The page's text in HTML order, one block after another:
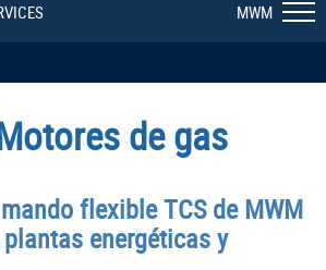
MWM
de gas
flexible TCS de MWM
energéticas y